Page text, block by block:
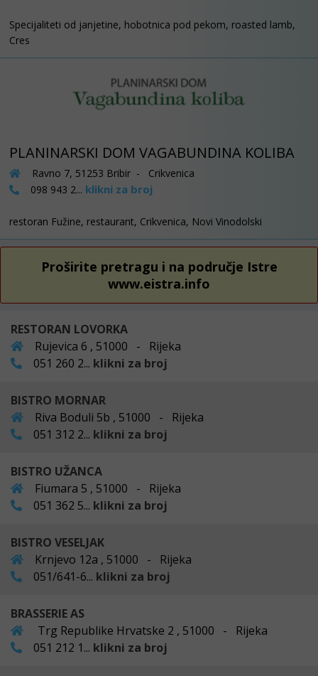
Specijaliteti od janjetine, hobotnica pod pekom, roasted lamb,
Cres
PLANINARSKI DOM VAGABUNDINA KOLIBA
Ravno 7, 51253 Bribir - Crikvenica
098 943 2... klikni za broj
restoran Fužine, restaurant, Crikvenica, Novi Vinodolski
Proširite pretragu i na područje Istre
www.eistra.info
RESTORAN LOVORKA
Rujevica 6 , 51000 - Rijeka
051 260 2... klikni za broj
BISTRO MORNAR
Riva Boduli 5b , 51000 - Rijeka
051 312 2... klikni za broj
BISTRO UŽANCA
Fiumara 5 , 51000 - Rijeka
051 362 5... klikni za broj
BISTRO VESELJAK
Krnjevo 12a , 51000 - Rijeka
051/641-6... klikni za broj
BRASSERIE AS
Trg Republike Hrvatske 2 , 51000 - Rijeka
051 212 1... klikni za broj